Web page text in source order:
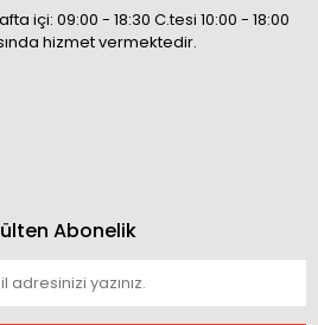
içi: 09:00 - 18:30 C.tesi 10:00 - 18:00
hizmet vermektedir.
Abonelik